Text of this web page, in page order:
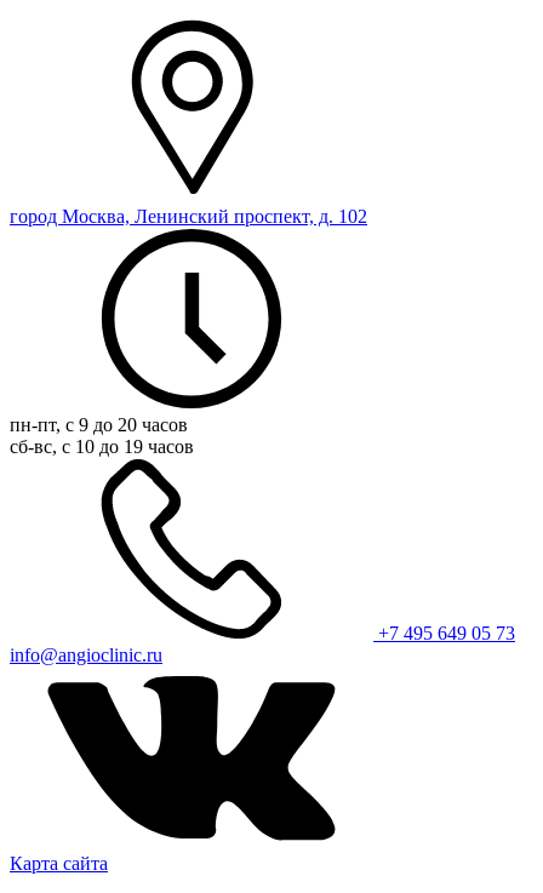
город Москва, Ленинский проспект, д. 102
пн-пт, с 9 до 20 часов
сб-вс, с 10 до 19 часов
+7 495 649 05 73
info@angioclinic.ru
Карта сайта